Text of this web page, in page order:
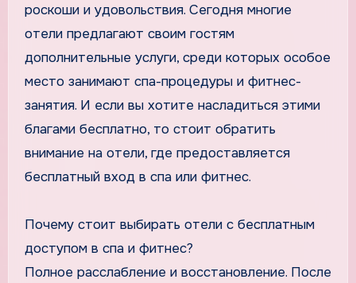
роскоши и удовольствия. Сегодня многие
отели предлагают своим гостям
дополнительные услуги, среди которых особое
место занимают спа-процедуры и фитнес-
занятия. И если вы хотите насладиться этими
благами бесплатно, то стоит обратить
внимание на отели, где предоставляется
бесплатный вход в спа или фитнес.
Почему стоит выбирать отели с бесплатным
доступом в спа и фитнес?
Полное расслабление и восстановление. После